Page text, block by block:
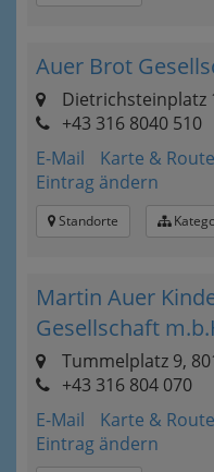
Auer Brot
Dietrichsteinplatz
+43 316 8040 510
E-Mail
Karte &
Eintrag ändern
Standorte
Martin Auer
Gesellschaft
Tummelplatz 9,
+43 316 804 070
E-Mail
Karte &
Eintrag ändern